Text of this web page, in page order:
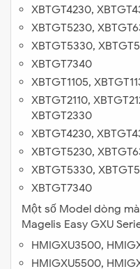
XBTGT4230,
XBTGT5230,
XBTGT5330,
XBTGT7340
XBTGT1105,
XBTGT2110,
XBTGT2330
XBTGT4230,
XBTGT5230,
XBTGT5330,
XBTGT7340
Một số Model dòng
Magelis Easy GXU
HMIGXU3500,
HMIGXU5500,